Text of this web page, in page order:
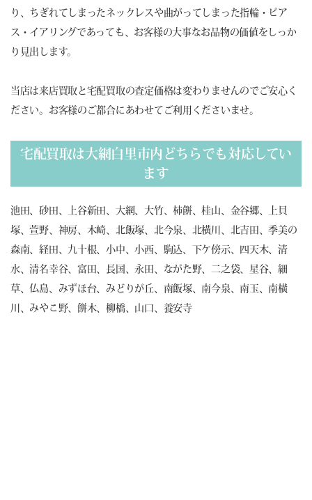
り、ちぎれてしまったネックレスや曲がってしまった指輪・ピア
ス・イアリングであっても、お客様の大事なお品物の価値をしっか
り見出します。
当店は来店買取と宅配買取の査定価格は変わりませんのでご安心く
ださい。お客様のご都合にあわせてご利用くださいませ。
宅配買取は大網白里市内どちらでも対応してい
ます
池田、砂田、上谷新田、大網、大竹、柿餅、桂山、金谷郷、上貝
塚、萱野、神房、木崎、北飯塚、北今泉、北横川、北吉田、季美の
森南、経田、九十根、小中、小西、駒込、下ケ傍示、四天木、清
水、清名幸谷、富田、長国、永田、ながた野、二之袋、星谷、細
草、仏島、みずほ台、みどりが丘、南飯塚、南今泉、南玉、南横
川、みやこ野、餅木、柳橋、山口、養安寺